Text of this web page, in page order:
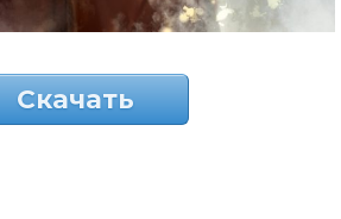
Скачать